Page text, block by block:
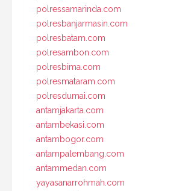
polressamarinda.com
polresbanjarmasin.com
polresbatam.com
polresambon.com
polresbima.com
polresmataram.com
polresdumai.com
antamjakarta.com
antambekasi.com
antambogor.com
antampalembang.com
antammedan.com
yayasanarrohmah.com